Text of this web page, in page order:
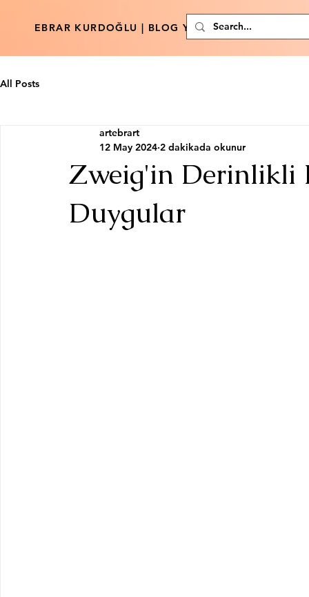
EBRAR KURDOĞLU | BLOG YAZARI
All Posts
Zweig'in Derinlikli
Duygular
artebrart
12 May 2024 2 dakikada okunur